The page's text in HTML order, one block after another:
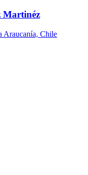
Martinéz
Araucanía, Chile